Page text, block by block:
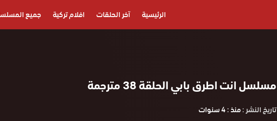
الرئيسية آخر الحلقات افلام تركية جميع
مسلسل انت اطرق بابي الحلقة 38 مترجمة
تاريخ النشر :منذ : 4 سنوات